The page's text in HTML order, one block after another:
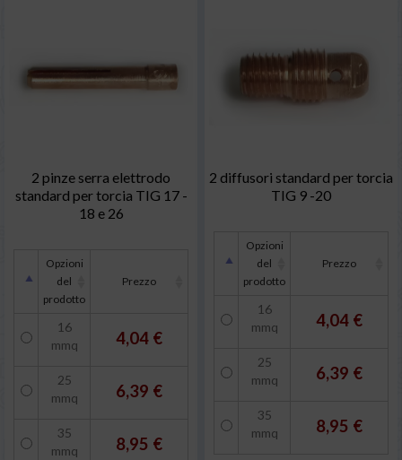
2 pinze serra elettrodo
standard per torcia TIG 17 -
18 e 26
Opzioni
del
prodotto
Prezzo
16
mmq
4,04 €
25
mmq
6,39 €
35
mmq
8,95 €
2 diffusori standard per torcia
TIG 9 -20
Opzioni
del
prodotto
Prezzo
16
mmq
4,04 €
25
mmq
6,39 €
35
mmq
8,95 €